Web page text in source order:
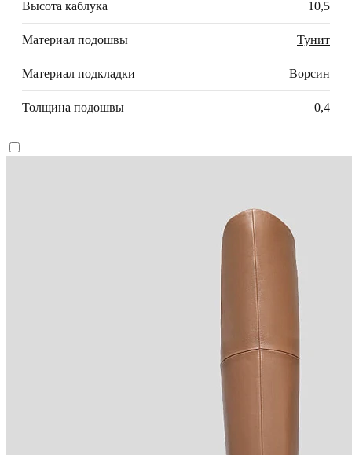
Высота каблука 10,5
Материал подошвы Тунит
Материал подкладки Ворсин
Толщина подошвы 0,4